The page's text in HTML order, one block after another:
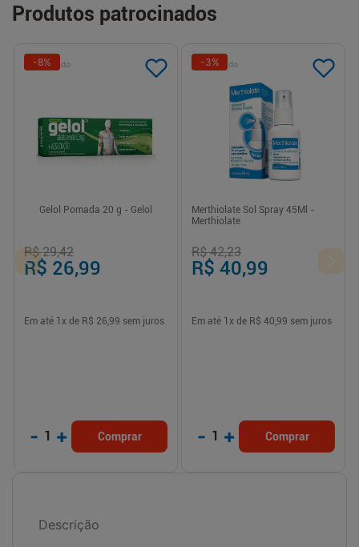
Produtos patrocinados
Patrocinado
-8%
Gelol Pomada 20 g - Gelol
R$ 29,42
R$ 26,99
Em até 1 x de R$ 26,99 sem juros
- 1 + Comprar
Patrocinado
-3%
Merthiolate Sol Spray 45Ml -
Merthiolate
R$ 42,23
R$ 40,99
Em até 1 x de R$ 40,99 sem juros
- 1 + Comprar
Descrição